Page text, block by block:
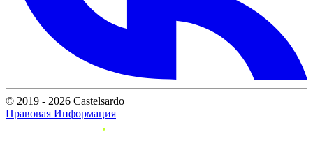
© 2019 - 2026 Castelsardo
Правовая Информация